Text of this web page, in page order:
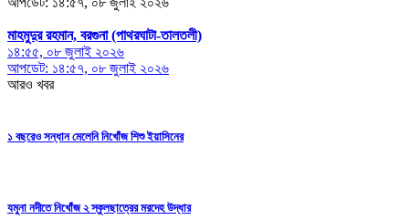
মাহমুদুর রহমান, বরগুনা (পাথরঘাটা-তালতলী)
১৪:৫৫, ০৮ জুলাই ২০২৬
আপডেট: ১৪:৫৭, ০৮ জুলাই ২০২৬
আরও খবর
১ বছরেও সন্ধান মেলেনি নিখোঁজ শিশু ইয়াসিনের
যমুনা নদীতে নিখোঁজ ২ স্কুলছাত্রের মরদেহ উদ্ধার